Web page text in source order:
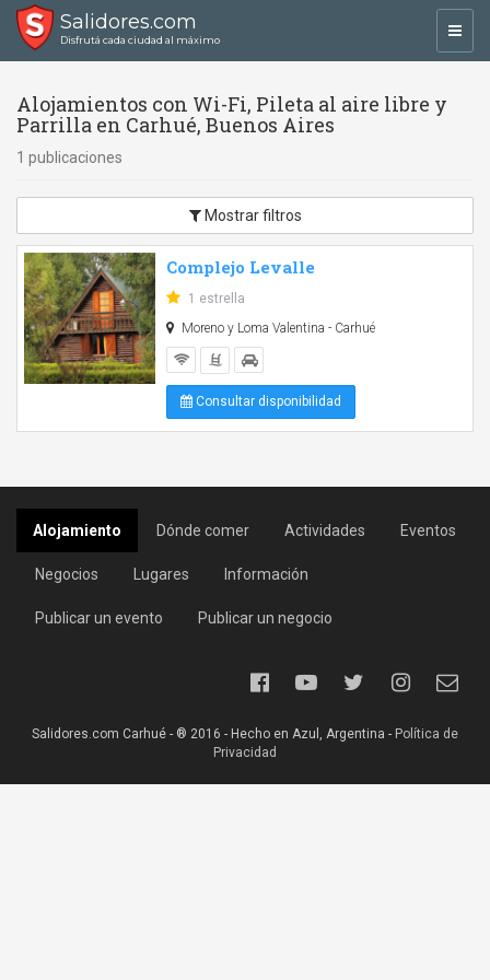
Salidores.com
Disfrutá cada ciudad al máximo
Alojamientos con Wi-Fi, Pileta al aire libre y
Parrilla en Carhué, Buenos Aires
1 publicaciones
Mostrar filtros
Complejo Levalle
1 estrella
Moreno y Loma Valentina - Carhué
Consultar disponibilidad
Alojamiento Dónde comer Actividades Eventos
Negocios Lugares Información
Publicar un evento Publicar un negocio
Salidores.com Carhué - ® 2016 - Hecho en Azul, Argentina - Política de
Privacidad